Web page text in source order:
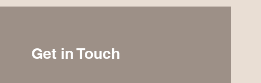
Get in Touch